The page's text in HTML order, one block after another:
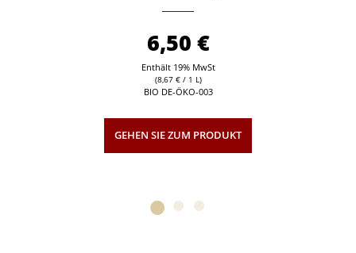
6,50 €
Enthält 19% MwSt
(8,67 €/ 1 L)
BIO DE-ÖKO-003
GEHEN SIE ZUM PRODUKT